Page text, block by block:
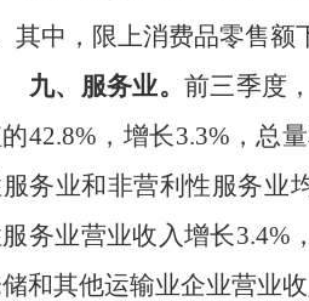
其中， 限上消费品零售额
九、 服务业。 前三季度
42.8% ， 增长3.3% ，总量
务业和非营利性服务业
务业营业收入增长3.4%
和其他运输业企业营业